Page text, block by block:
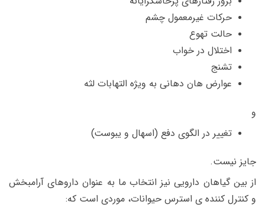
حرکات غیرمعمول چشم
حالت تهوع
اختلال در خواب
تشنج
عوارض هان دهانی به ویژه التهابات لثه
و
تغییر در الگوی دفع (اسهال و یبوست)
جایز نیست.
از بین گیاهان دارویی نیز انتخاب ما به عنوان داروهای آرامبخش
و کنترل کننده ی استرس حیوانات، موردی است که: